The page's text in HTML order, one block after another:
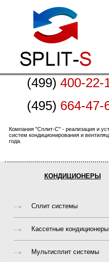
(499) 400-22-
(495) 664-47-
Компания "Сплит-С" - реализация и
систем кондиционирования и
года.
КОНДИЦИОНЕРЫ
Cплит системы
Кассетные кондиционеры
Мультисплит системы